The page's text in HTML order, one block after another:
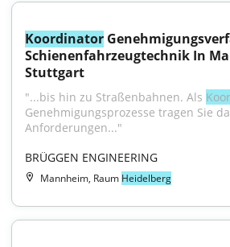
Koordinator
Schienenfahrzeugtechnik In
Stuttgart
"...bis hin zu Straßenbahnen. Als
Genehmigungsprozesse tragen Sie
Anforderungen..."
BRÜGGEN ENGINEERING
Mannheim, Raum Heidelberg